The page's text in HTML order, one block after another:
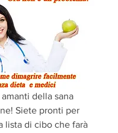
della sana
Siete pronti per
lista di cibo che farà